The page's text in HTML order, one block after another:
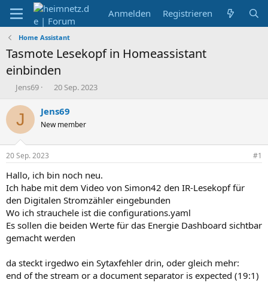
Anmelden Registrieren
Home Assistant
Tasmote Lesekopf in Homeassistant
einbinden
E
s
e
r
Jens69
E
s
e
t
a
m
20 Sep. 2023
J Jens69
New member
20 Sep. 2023 #1
Hallo, ich bin noch neu.
Ich habe mit dem Video von Simon42 den IR-Lesekopf für
den Digitalen Stromzähler eingebunden
Wo ich strauchele ist die configurations.yaml
Es sollen die beiden Werte für das Energie Dashboard sichtbar
gemacht werden
da steckt irgedwo ein Sytaxfehler drin, oder gleich mehr:
end of the stream or a document separator is expected (19:1)